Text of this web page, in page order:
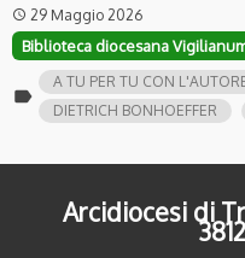
access_time 29 Maggio 2026
Biblioteca diocesana
label
A TU PER TU CON
DIETRICH BONHOEFFER
Arcidiocesi di